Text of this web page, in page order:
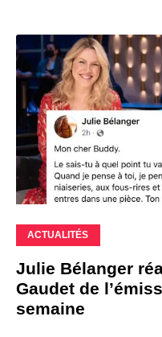
ACTUALITÉS
Julie Bélanger
Gaudet de
semaine